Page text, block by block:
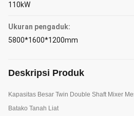
110kW
Ukuran pengaduk:
5800*1600*1200mm
Deskripsi Produk
Kapasitas Besar Twin Double Shaft Mixer
Batako Tanah Liat